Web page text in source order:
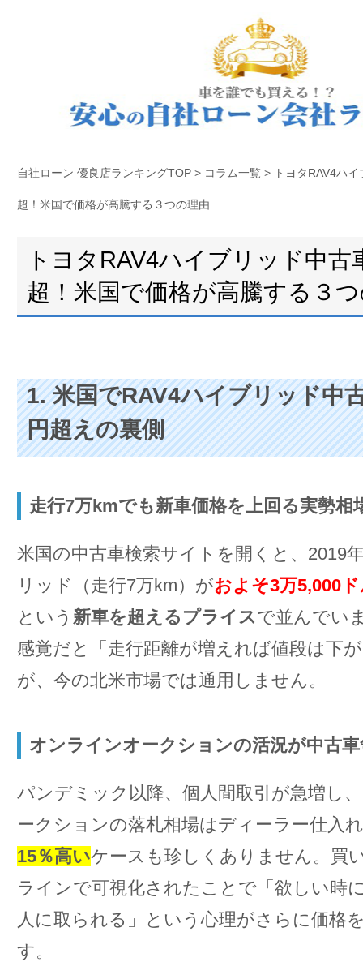
自社ローン 優良店ランキングTOP> コラム一覧 > トヨタRAV4ハ
超！米国で価格が高騰する３つの理由
トヨタRAV4ハイブリッド中古
超！米国で価格が高騰する３
1. 米国でRAV4ハイブリッド中
円超えの裏側
走行7万kmでも新車価格を上回る実勢相
米国の中古車検索サイトを開くと、2019
リッド（走行7万km）がおよそ3万5,000
という 新車を超えるプライスで並んでい
感覚だと「走行距離が増えれば値段は下
が、今の北米市場では通用しません。
オンラインオークションの活況が中古
パンデミック以降、個人間取引が急増し
ークションの落札相場はディーラー仕入
15％高いケースも珍しくありません。買
ラインで可視化されたことで「欲しい時
人に取られる」という心理がさらに価格
す。